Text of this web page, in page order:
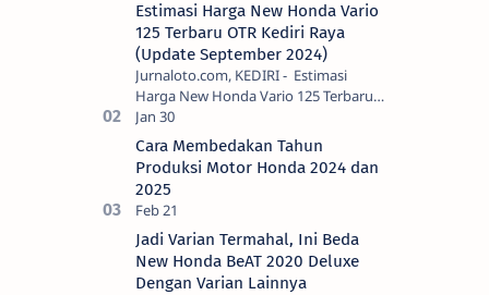
Estimasi Harga New Honda Vario
125 Terbaru OTR Kediri Raya
(Update September 2024)
Jurnaloto.com, KEDIRI - Estimasi
Harga New Honda Vario 125 Terbaru
OTR Kediri Raya (Update September
2024) Brosis sekalian, PT Astra Honda
Motor (AH…
Cara Membedakan Tahun
Produksi Motor Honda 2024 dan
2025
Jadi Varian Termahal, Ini Beda
New Honda BeAT 2020 Deluxe
Dengan Varian Lainnya